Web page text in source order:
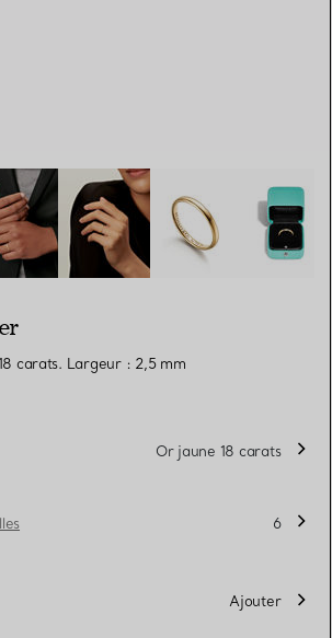
en or jaune 18 carats. Largeur :
carats. Largeur : 2,5 mm
Or jaune 18 carats
6
Ajouter